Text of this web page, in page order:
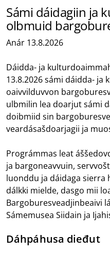
Sámi dáidagiin ja
olbmuid
Anár 13.8.2026
Dáidda- ja
13.8.2026 sámi dáidda-
oaivvilduvvon
ulbmilin lea doarjut sámi
doibmiid sin
veardásašdoarjagii ja
Prográmmas leat
ja bargoneavvuin,
luonddu ja dáidaga sierra
dálkki mielde, dasgo mii
Bargoburesveadjinbeaivi
Sámemusea Siidain ja
Dáhpáhusa dieđut